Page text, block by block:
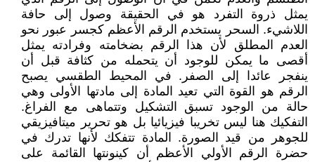
يمثل ذروة التفرد هو في الحقيقة وصول إلى حافة
اللاشيء. السحر يستخدم الرقم الأعظم كجسر عبور نحو
العدم المطلق لأن هذا الرقم بضخامته وفرادته يمثل
أقصى ما يمكن للوجود أن يتحمله من كثافة قبل أن
ينفجر عائدا إلى الصفر. في المحيط الطقسي يصبح
الرقم هو القوة التي تعيد المادة إلى مادتها الأولى وهي
حالة من الوجود تسبق التشكيل وتتماهى مع الفراغ.
التفكيك هنا ليس تخريبا فيزيائيا بل هو تحرير ميتافيزيقي
للجوهر من قيد الصورة. المادة تتفكك لأنها تدرك في
حضرة الرقم الأولي الأعظم أن كينونتها القائمة على